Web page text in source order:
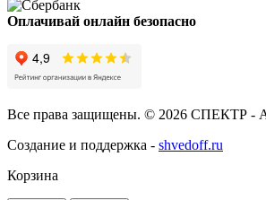
Оплачивай онлайн безопасно
Все права защищены. © 2026 СПЕКТР -
Создание и поддержка - shvedoff.ru
Корзина